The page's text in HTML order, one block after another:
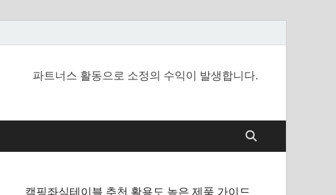
파트너스 활동으로 소정의 수익이 발생합니다.
캠핑좌식테이블 추천 활용도 높은 제품 가이드